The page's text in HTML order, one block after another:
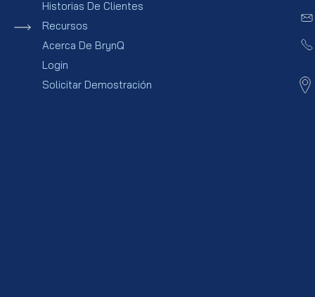
Historias De Clientes
Recursos
Acerca De BrynQ
Login
Solicitar Demostración